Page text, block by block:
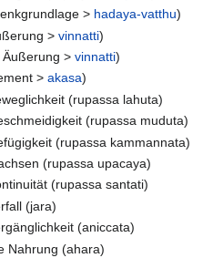
> hadaya-vatthu)
>vinnatti)
Äußerung >vinnatti)
>akasa)
(rupassa lahuta)
(rupassa muduta)
(rupassa kammannata)
(rupassa upacaya)
(rupassa santati)
(jara)
(aniccata)
Nahrung (ahara)